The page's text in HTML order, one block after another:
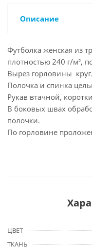
Описание
Футболка женская из
плотностью 240 г/м²,
Вырез горловины
Полочка и спинка
Рукав втачной,
В боковых швах
полочки.
По горловине
ЦВЕТ
ТКАНЬ